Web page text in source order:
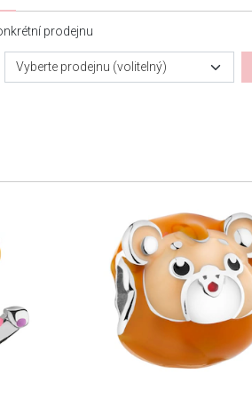
prodejnu
Vyberte prodejnu (volitelný)